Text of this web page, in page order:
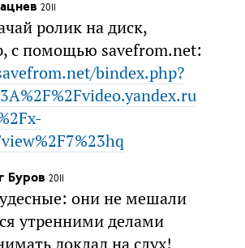
2011
ролик на диск,
с помощью savefrom.net:
bindex.php?
Буров 2011
они не мешали
утренними делами